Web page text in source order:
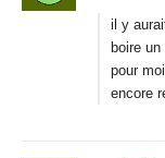
il y
boire
pour
encore